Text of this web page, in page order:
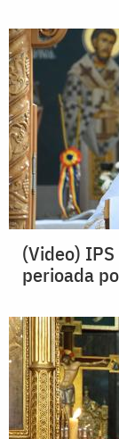
(Video)
perioada